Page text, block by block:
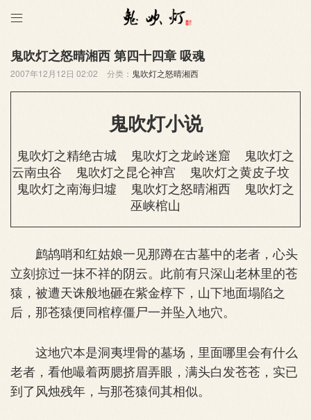

鬼吹灯之怒晴湘西 第四十四章 吸魂
2007年12月12日 02:02 分类： 鬼吹灯之怒晴湘西
鬼吹灯小说
鬼吹灯之精绝古城 鬼吹灯之龙岭迷窟
鬼吹灯之
云南虫谷
鬼吹灯之昆仑神宫
鬼吹灯之黄皮子坟
鬼吹灯之南海归墟
鬼吹灯之怒晴湘西
鬼吹灯之
巫峡棺山
鹧鸪哨和红姑娘一见那蹲在古墓中的老者，心头
立刻掠过一抹不祥的阴云。此前有只深山老林里的苍
猿，被遭天诛般地砸在紫金椁下，山下地面塌陷之
后，那苍猿便同棺椁僵尸一并坠入地穴。
这地穴本是洞夷埋骨的墓场，里面哪里会有什么
老者，看他嘬着两腮挤眉弄眼，满头白发苍苍，实已
到了风烛残年，与那苍猿伺其相似。